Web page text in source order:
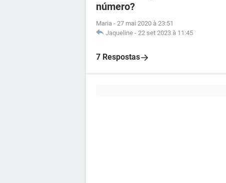
número?
Maria - 27 mai 2020 à 23:51
Jaqueline - 22 set 2023 à 11:45
7 Respostas